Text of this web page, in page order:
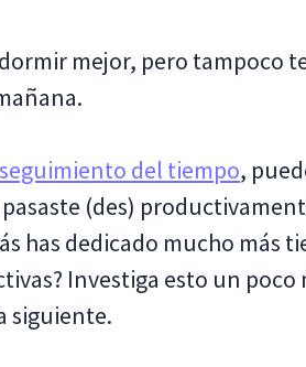
mejor, pero tampoco
del tiempo,
(des)
has dedicado mucho más
Investiga esto un poco
siguiente.